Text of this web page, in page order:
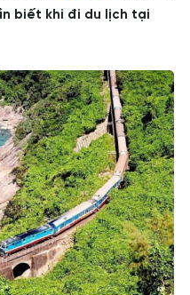
biết khi đi du lịch tại